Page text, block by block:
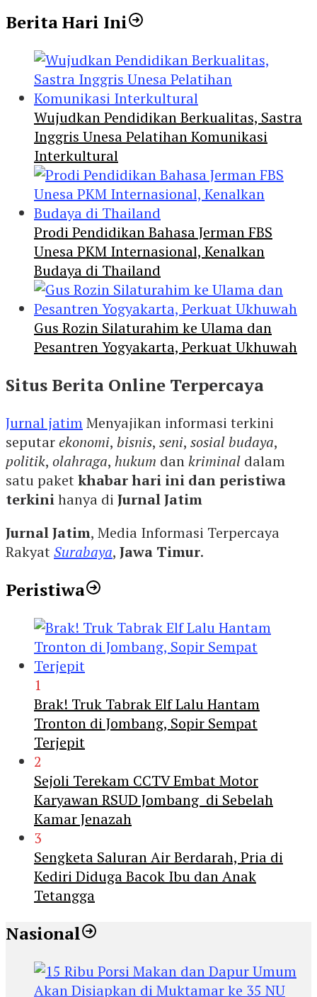
Berita Hari Ini
Wujudkan Pendidikan Berkualitas, Sastra
Inggris Unesa Pelatihan Komunikasi
Interkultural
Prodi Pendidikan Bahasa Jerman FBS
Unesa PKM Internasional, Kenalkan
Budaya di Thailand
Gus Rozin Silaturahim ke Ulama dan
Pesantren Yogyakarta, Perkuat Ukhuwah
Situs Berita Online Terpercaya
Jurnal jatimMenyajikan informasi terkini
seputarekonomi, bisnis, seni, sosial budaya,
politik, olahraga, hukum dankriminal dalam
satu paketkhabar hari ini dan peristiwa
terkinihanya di Jurnal Jatim
Jurnal Jatim, Media Informasi Terpercaya
RakyatSurabaya, Jawa Timur.
Peristiwa
1
Brak! Truk Tabrak Elf Lalu Hantam
Tronton di Jombang, Sopir Sempat
Terjepit
2
Sejoli Terekam CCTV Embat Motor
Karyawan RSUD Jombang di Sebelah
Kamar Jenazah
3
Sengketa Saluran Air Berdarah, Pria di
Kediri Diduga Bacok Ibu dan Anak
Tetangga
Nasional